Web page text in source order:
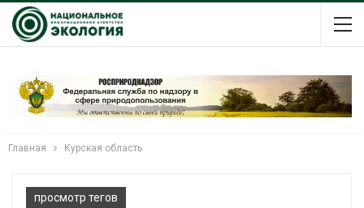
Главная Курская область
просмотр тегов